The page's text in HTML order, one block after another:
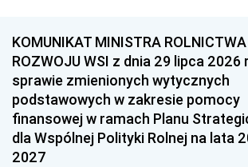
KOMUNIKAT MINISTRA
ROZWOJU WSI z dnia 29 lipca 2026
sprawie zmienionych wytycznych
podstawowych w zakresie pomocy
finansowej w ramach Planu
dla Wspólnej Polityki Rolnej na lata
2027